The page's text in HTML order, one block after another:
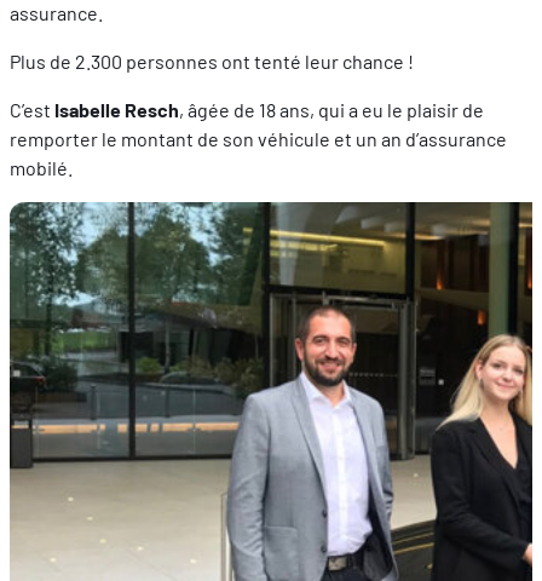
assurance.
Plus de 2.300 personnes ont tenté leur chance !
C’est Isabelle Resch, âgée de 18 ans, qui a eu le plaisir de
remporter le montant de son véhicule et un an d’assurance
mobilé.